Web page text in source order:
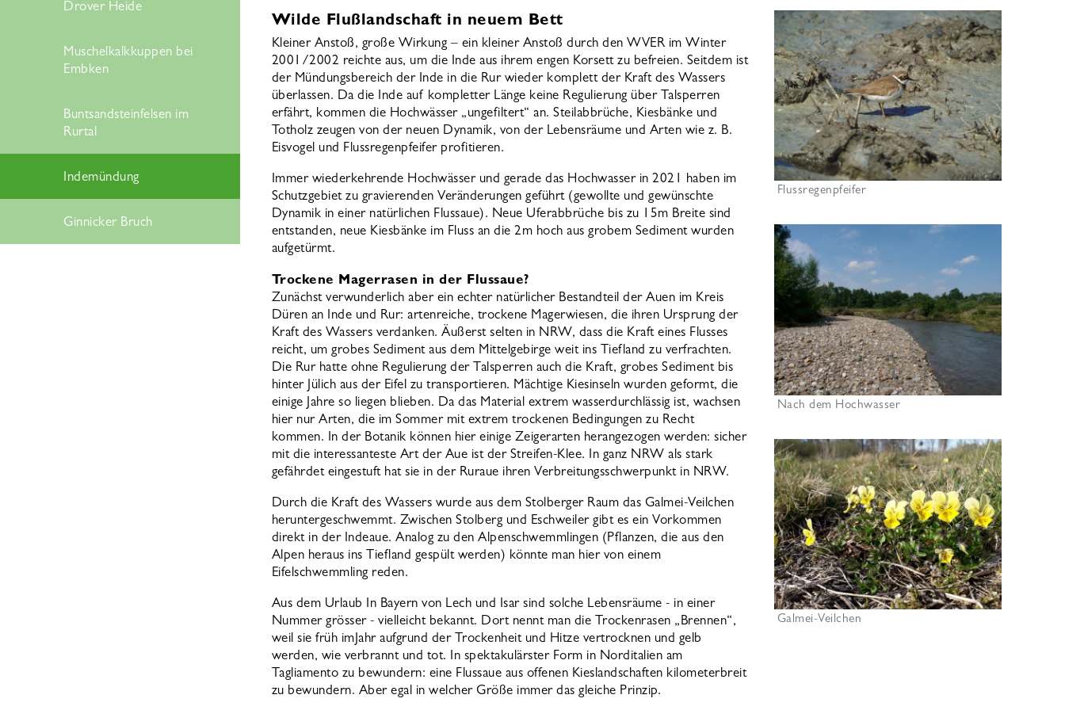
Drover Heide
Muschelkalkkuppen bei
Embken
Buntsandsteinfelsen im
Rurtal
Indemündung
Ginnicker Bruch
Wilde Flußlandschaft in neuem Bett
Kleiner Anstoß, große Wirkung – ein kleiner Anstoß durch den WVER im Winter
2001/2002 reichte aus, um die Inde aus ihrem engen Korsett zu befreien. Seitdem ist
der Mündungsbereich der Inde in die Rur wieder komplett der Kraft des Wassers
überlassen. Da die Inde auf kompletter Länge keine Regulierung über Talsperren
erfährt, kommen die Hochwässer „ungefiltert“ an. Steilabbrüche, Kiesbänke und
Totholz zeugen von der neuen Dynamik, von der Lebensräume und Arten wie z. B.
Eisvogel und Flussregenpfeifer profitieren.
Immer wiederkehrende Hochwässer und gerade das Hochwasser in 2021 haben im
Schutzgebiet zu gravierenden Veränderungen geführt (gewollte und gewünschte
Dynamik in einer natürlichen Flussaue). Neue Uferabbrüche bis zu 15m Breite sind
entstanden, neue Kiesbänke im Fluss an die 2m hoch aus grobem Sediment wurden
aufgetürmt.
Trockene Magerrasen in der Flussaue?
Zunächst verwunderlich aber ein echter natürlicher Bestandteil der Auen im Kreis
Düren an Inde und Rur: artenreiche, trockene Magerwiesen, die ihren Ursprung der
Kraft des Wassers verdanken. Äußerst selten in NRW, dass die Kraft eines Flusses
reicht, um grobes Sediment aus dem Mittelgebirge weit ins Tiefland zu verfrachten.
Die Rur hatte ohne Regulierung der Talsperren auch die Kraft, grobes Sediment bis
hinter Jülich aus der Eifel zu transportieren. Mächtige Kiesinseln wurden geformt, die
einige Jahre so liegen blieben. Da das Material extrem wasserdurchlässig ist, wachsen
hier nur Arten, die im Sommer mit extrem trockenen Bedingungen zu Recht
kommen. In der Botanik können hier einige Zeigerarten herangezogen werden: sicher
mit die interessanteste Art der Aue ist der Streifen-Klee. In ganz NRW als stark
gefährdet eingestuft hat sie in der Ruraue ihren Verbreitungsschwerpunkt in NRW.
Durch die Kraft des Wassers wurde aus dem Stolberger Raum das Galmei-Veilchen
heruntergeschwemmt. Zwischen Stolberg und Eschweiler gibt es ein Vorkommen
direkt in der Indeaue. Analog zu den Alpenschwemmlingen (Pflanzen, die aus den
Alpen heraus ins Tiefland gespült werden) könnte man hier von einem
Eifelschwemmling reden.
Aus dem Urlaub In Bayern von Lech und Isar sind solche Lebensräume - in einer
Nummer grösser - vielleicht bekannt. Dort nennt man die Trockenrasen „Brennen“,
weil sie früh imJahr aufgrund der Trockenheit und Hitze vertrocknen und gelb
werden, wie verbrannt und tot. In spektakulärster Form in Norditalien am
Tagliamento zu bewundern: eine Flussaue aus offenen Kieslandschaften kilometerbreit
zu bewundern. Aber egal in welcher Größe immer das gleiche Prinzip.
Flussregenpfeifer
Nach dem Hochwasser
Galmei-Veilchen